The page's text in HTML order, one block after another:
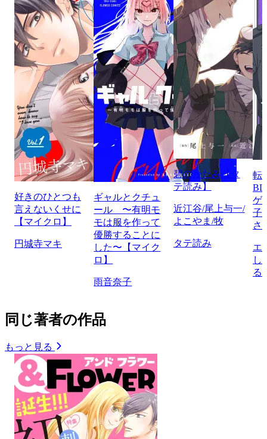
好きのひとつも
言えないくせに
【マイクロ】
円城寺マキ
ギャルとクチュ
ール 〜有明モ
モは服を作って
優勝することに
した〜【マイク
ロ】
雨音奈子
碧のかたみ【タ
テ読み】
近江谷/尾上与一/
よこやま/牧
タテ読み
転
BL
ゲ
子
さ
エ
し
る
同じ著者の作品
もっと見る